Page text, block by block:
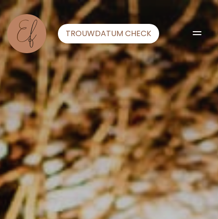
TROUWDATUM CHECK